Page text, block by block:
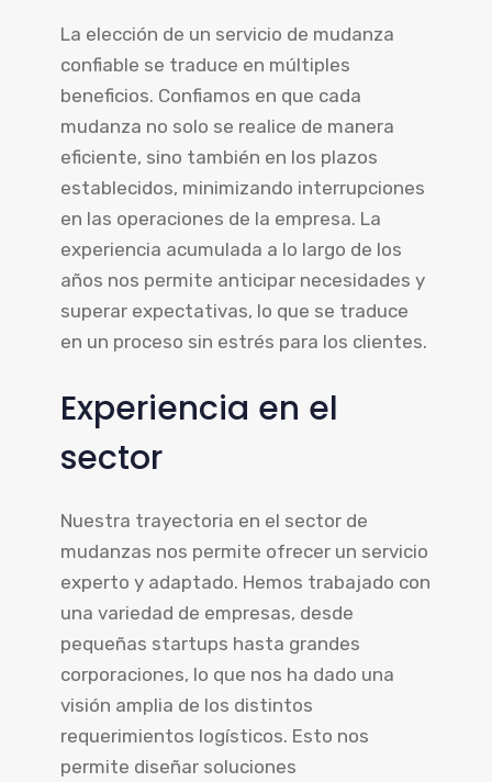
La elección de un servicio de mudanza
confiable se traduce en múltiples
beneficios. Confiamos en que cada
mudanza no solo se realice de manera
eficiente, sino también en los plazos
establecidos, minimizando interrupciones
en las operaciones de la empresa. La
experiencia acumulada a lo largo de los
años nos permite anticipar necesidades y
superar expectativas, lo que se traduce
en un proceso sin estrés para los clientes.
Experiencia en el
sector
Nuestra trayectoria en el sector de
mudanzas nos permite ofrecer un servicio
experto y adaptado. Hemos trabajado con
una variedad de empresas, desde
pequeñas startups hasta grandes
corporaciones, lo que nos ha dado una
visión amplia de los distintos
requerimientos logísticos. Esto nos
permite diseñar soluciones